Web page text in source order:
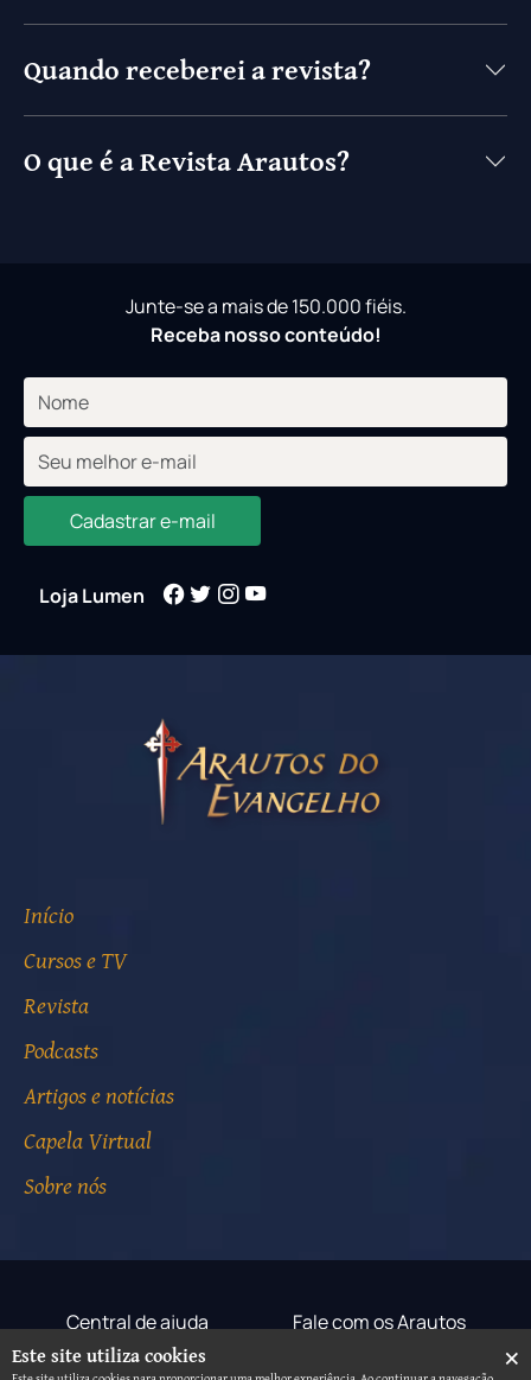
Quando receberei a revista?
O que é a Revista Arautos?
Junte-se a mais de 150.000 fiéis.
Receba nosso conteúdo!
Cadastrar e-mail
Loja Lumen
Início
Cursos e TV
Revista
Podcasts
Artigos e notícias
Capela Virtual
Sobre nós
Central de ajuda Fale com os Arautos
Termos de uso
Este site utiliza cookies ×